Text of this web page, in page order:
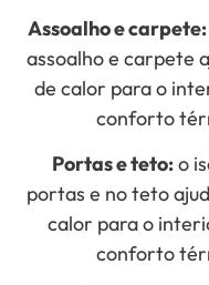
Assoalho e carpete:
assoalho e carpete
de calor para o
conforto
Portas e teto:o
portas e no teto
calor para o
conforto